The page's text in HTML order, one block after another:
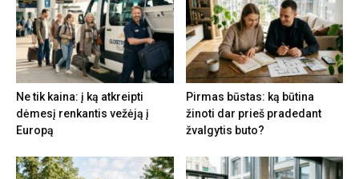
Ne tik kaina: į ką atkreipti
dėmesį renkantis vežėją į
Europą
Pirmas būstas: ką būtina
žinoti dar prieš pradedant
žvalgytis buto?